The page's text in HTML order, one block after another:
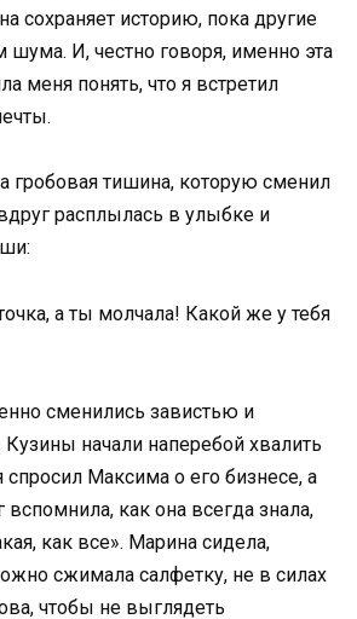
сохраняет историю, пока другие
шума. И, честно говоря, именно эта
меня понять, что я встретил
гробовая тишина, которую сменил
расплылась в улыбке и
а ты молчала! Какой же у тебя
сменились завистью и
Кузины начали наперебой хвалить
спросил Максима о его бизнесе, а
как она всегда знала,
как все». Марина сидела,
сжимала салфетку, не в силах
чтобы не выглядеть